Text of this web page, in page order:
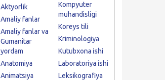
Aktyorlik
Amaliy fanlar
Amaliy fanlar va
Gumanitar
yordam
Anatomiya
Animatsiya
Kompyuter
muhandisligi
Koreys tili
Kriminologiya
Kutubxona ishi
Laboratoriya ishi
Leksikografiya